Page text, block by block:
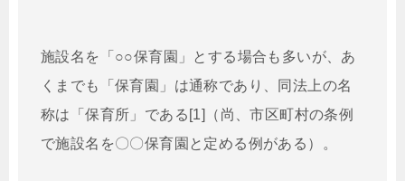
施設名を「○○保育園」とする場合も多いが、あ
くまでも「保育園」は通称であり、同法上の名
称は「保育所」である[1]（尚、市区町村の条例
で施設名を〇〇保育園と定める例がある）。